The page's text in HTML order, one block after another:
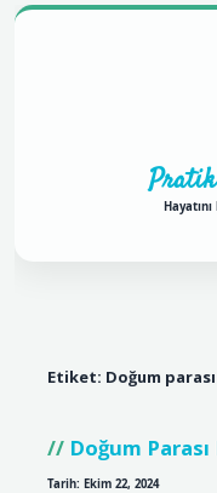
Etiket: Doğum
Doğum
Tarih: Ekim 22, 2024